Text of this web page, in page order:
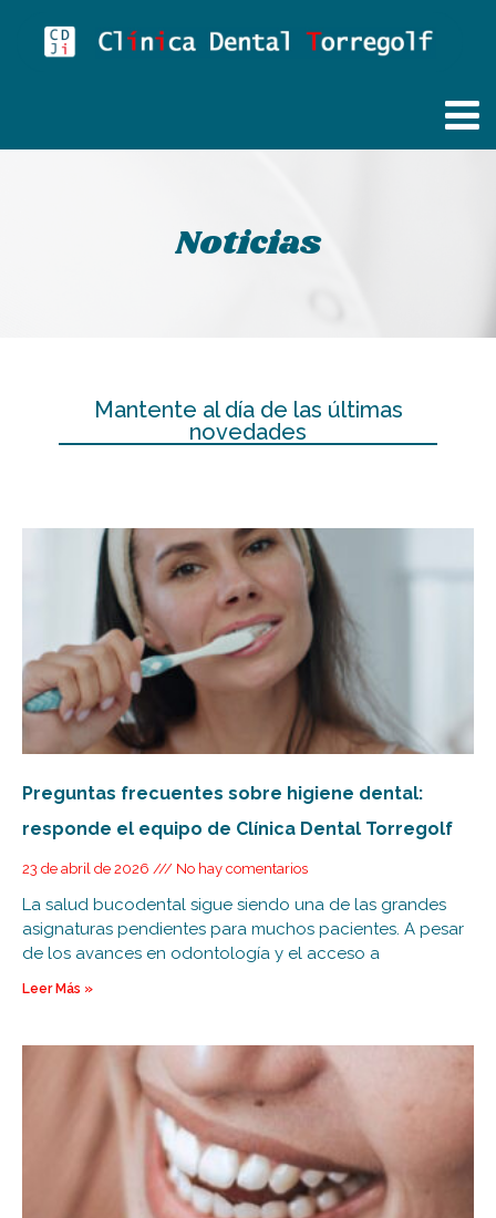
Noticias
Mantente al día de las últimas
novedades
Preguntas frecuentes sobre higiene dental:
responde el equipo de Clínica Dental Torregolf
23 de abril de 2026 No hay comentarios
La salud bucodental sigue siendo una de las grandes
asignaturas pendientes para muchos pacientes. A pesar
de los avances en odontología y el acceso a
Leer Más »